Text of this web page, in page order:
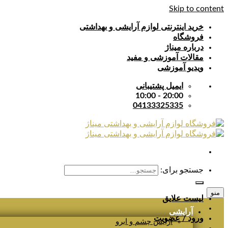
Skip to content
خرید اینترنتی لوازم آرایشی و بهداشتی
فروشگاه
درباره میناژ
مقالات آموزشی و مفید
ویدیو آموزشی
ایمیل پشتیبانی
20:00 - 10:00
04133325335
جستجو برای:
لیست علایق
ورود / عضویت
منو
آرایشی
آرایش چشم و ابرو